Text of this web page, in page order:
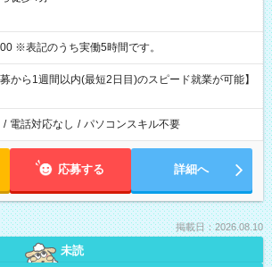
10:00～15:00 ※表記のうち実働5時間です。
から1週間以内(最短2日目)のスピード就業が可能】
/ 電話対応なし / パソコンスキル不要
応募する 詳細へ
掲載日：2026.08.10
未読